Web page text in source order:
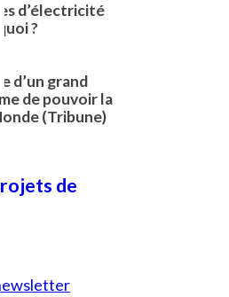
d’électricité
?
d’un grand
de pouvoir la
(Tribune)
de